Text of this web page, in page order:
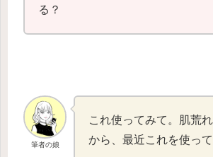
る？
筆者の娘
これ使ってみて。肌荒
から、最近これを使っ